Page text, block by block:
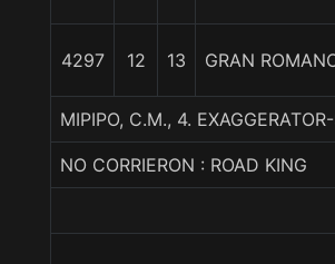
4297 12 13 GRAN
MIPIPO, C.M., 4.
NO CORRIERON : ROAD KING